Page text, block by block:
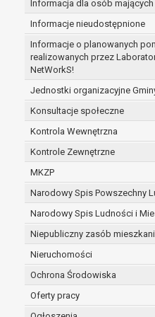
Informacja dla osób
Informacje nieudostępnione
Informacje o planowanych
realizowanych przez
NetWorkS!
Jednostki organizacyjne
Konsultacje społeczne
Kontrola Wewnętrzna
Kontrole Zewnętrzne
MKZP
Narodowy Spis Powszechny
Narodowy Spis Ludności i
Niepubliczny zasób
Nieruchomości
Ochrona Środowiska
Oferty pracy
zabezpieczenia
przypadku wyrażenia
danych po
czasu wycofania tej
Ponadto w przypadku
dane osobowe od
przechowywane są
umowy o
beneficjentem a
danego projektu i
dokumentacji projektu
W związku z
administratora danych
Pani/Panu:
prawo dostępu
otrzymywania
RODO;
prawo do
w przypadku